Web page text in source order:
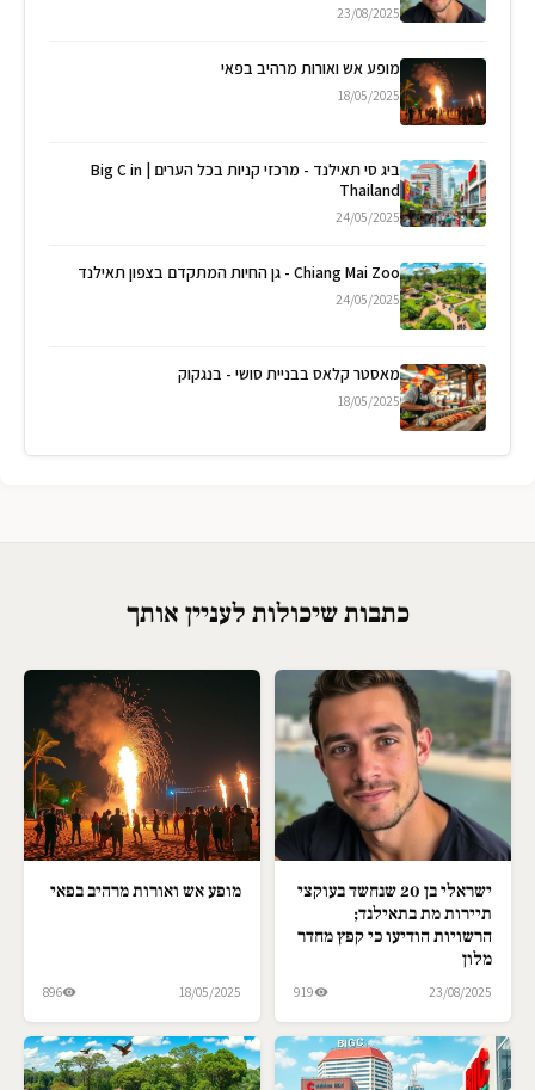
23/08/2025
מופע אש ואורות מרהיב בפאי
18/05/2025
ביג סי תאילנד - מרכזי קניות בכל הערים | Big C in
Thailand
24/05/2025
Chiang Mai Zoo - גן החיות המתקדם בצפון תאילנד
24/05/2025
מאסטר קלאס בבניית סושי - בנגקוק
18/05/2025
כתבות שיכולות לעניין אותך
ישראלי בן 20 שנחשד בעוקצי
תיירות מת בתאילנד;
הרשויות הודיעו כי קפץ מחדר
מלון
23/08/2025
919
מופע אש ואורות מרהיב בפאי
18/05/2025
896